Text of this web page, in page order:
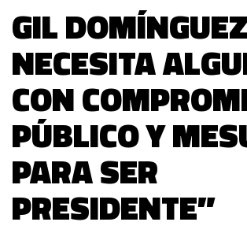
GIL
NECESITA
CON
PÚBLICO Y
PARA SER
PRESIDENTE”